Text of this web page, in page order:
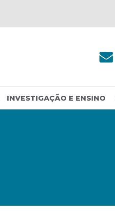
INVESTIGAÇÃO E ENSINO